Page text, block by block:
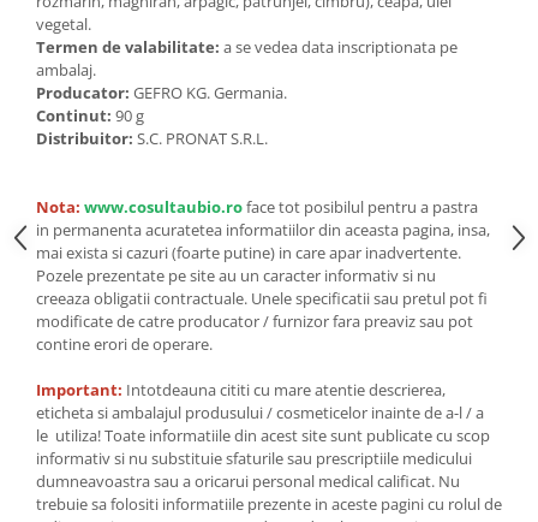
Mixuri, condimente si mirodenii
Mixuri
Condimente
Mirodenii
Maioneza bio
Semipreparate
Specialitati si produse asiatice
vegetal.
Termen de valabilitate: a se vedea data inscriptionata pe
ambalaj.
Producator: GEFRO KG. Germania.
Continut: 90 g
Distribuitor: S.C. PRONAT S.R.L.
Nota: www.cosultaubio.roface tot posibilul pentru a pastra
in permanenta acuratetea informatiilor din aceasta pagina, insa,
mai exista si cazuri (foarte putine) in care apar inadvertente.
Pozele prezentate pe site au un caracter informativ si nu
creeaza obligatii contractuale. Unele specificatii sau pretul pot fi
modificate de catre producator / furnizor fara preaviz sau pot
contine erori de operare.
Important: Intotdeauna cititi cu mare atentie descrierea,
eticheta si ambalajul produsului / cosmeticelor inainte de a-l / a
le utiliza! Toate informatiile din acest site sunt publicate cu scop
informativ si nu substituie sfaturile sau prescriptiile medicului
dumneavoastra sau a oricarui personal medical calificat. Nu
trebuie sa folositi informatiile prezente in aceste pagini cu rolul de